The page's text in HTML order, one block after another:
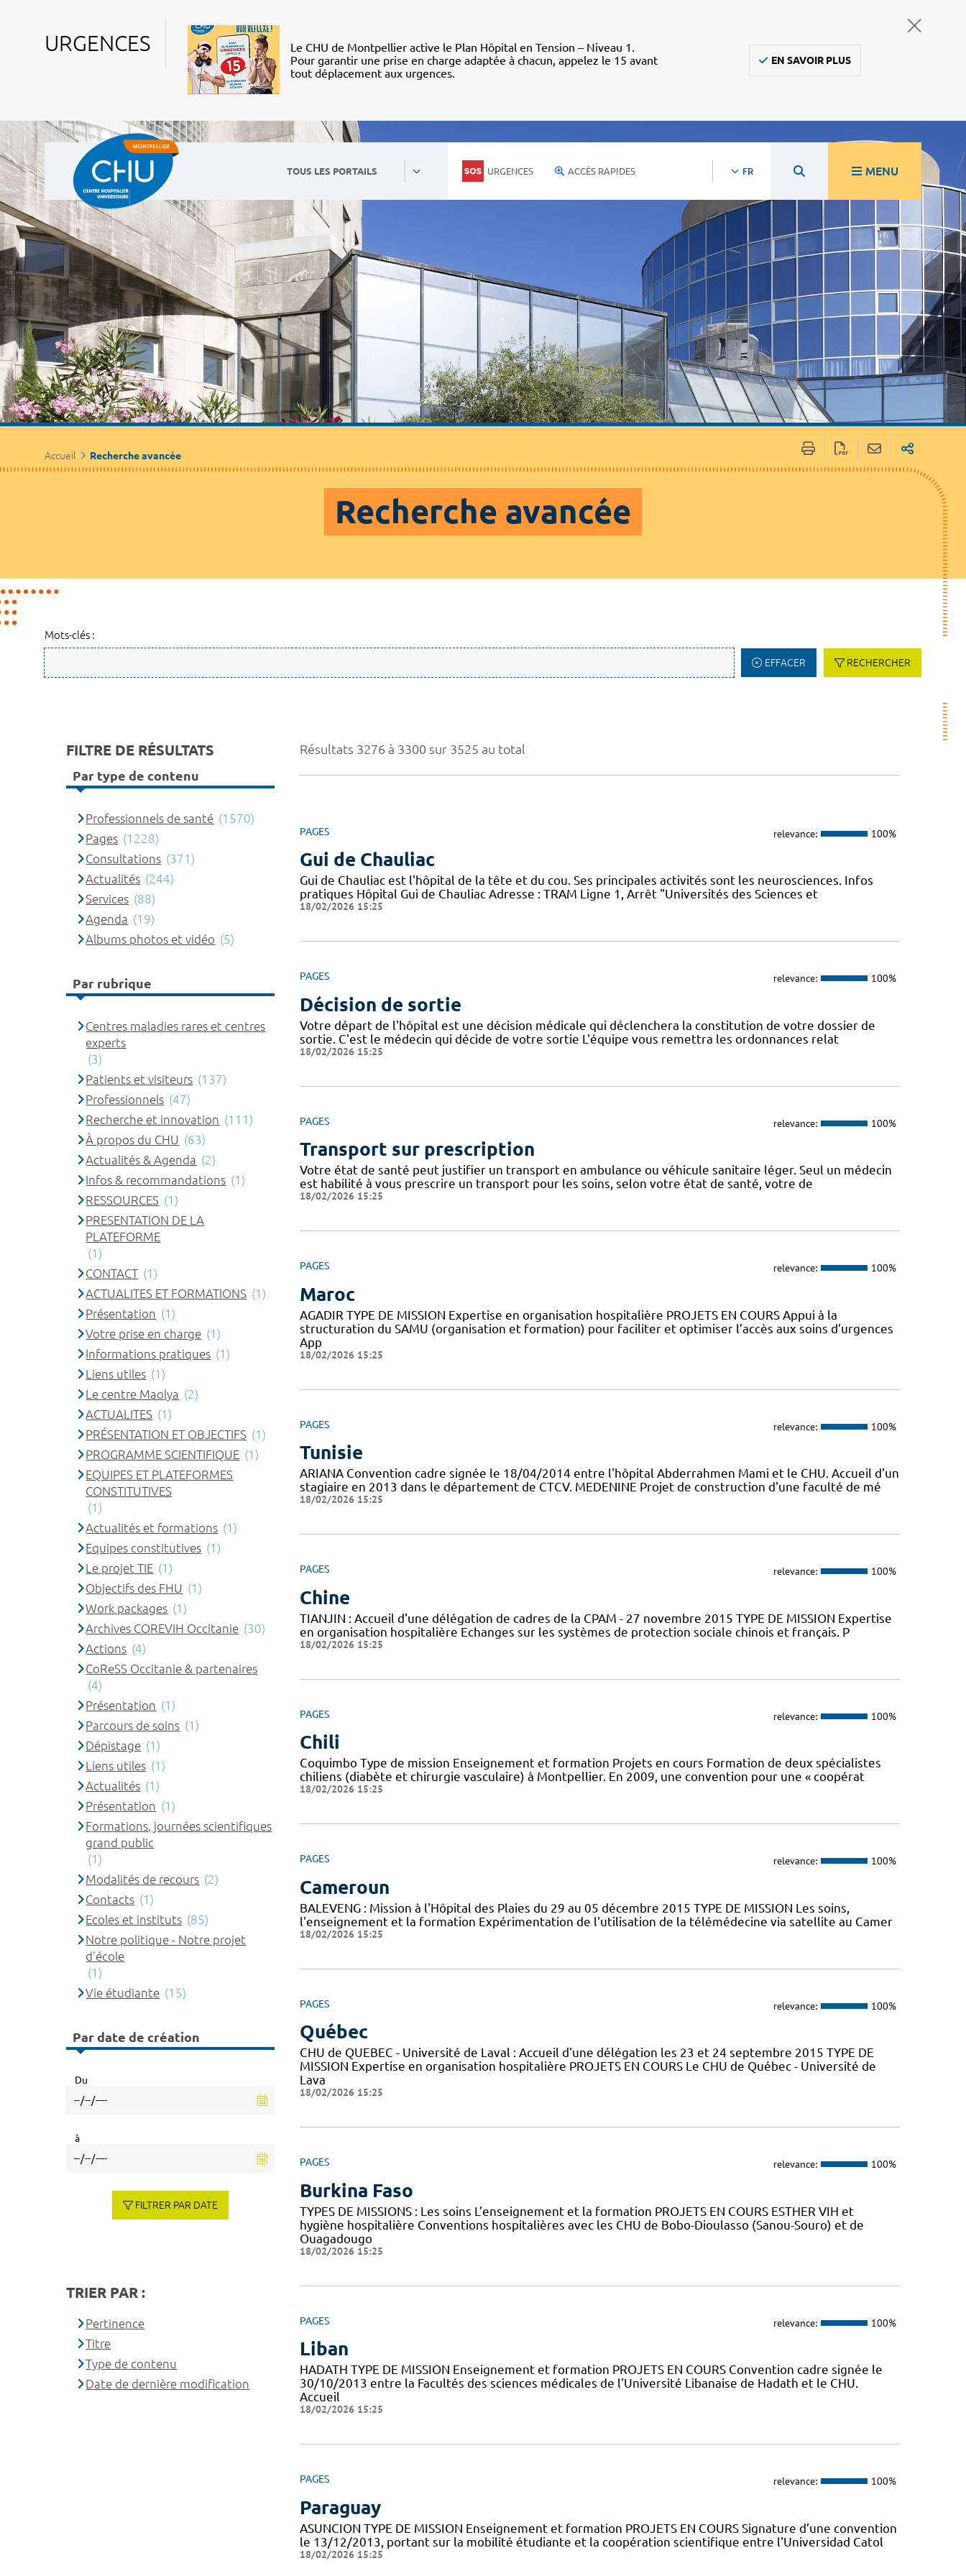
URGENCES
Le CHU de Montpellier active le Plan Hôpital en Tension – Niveau 1.
Pour garantir une prise en charge adaptée à chacun, appelez le 15 avant
tout déplacement aux urgences.
EN SAVOIR PLUS
TOUS LES PORTAILS URGENCES ACCÈS RAPIDES FR MENU
Accueil Recherche avancée
Recherche avancée
Mots-clés :
EFFACER RECHERCHER
Résultats 3276 à 3300 sur 3525 au total
PAGES relevance: 100%
Gui de Chauliac
Gui de Chauliac est l'hôpital de la tête et du cou. Ses principales activités sont les neurosciences. Infos
pratiques Hôpital Gui de Chauliac Adresse : TRAM Ligne 1, Arrêt "Universités des Sciences et
18/02/2026 15:25
PAGES relevance: 100%
Décision de sortie
Votre départ de l'hôpital est une décision médicale qui déclenchera la constitution de votre dossier de
sortie. C'est le médecin qui décide de votre sortie L'équipe vous remettra les ordonnances relat
18/02/2026 15:25
PAGES relevance: 100%
Transport sur prescription
Votre état de santé peut justifier un transport en ambulance ou véhicule sanitaire léger. Seul un médecin
est habilité à vous prescrire un transport pour les soins, selon votre état de santé, votre de
18/02/2026 15:25
PAGES relevance: 100%
Maroc
AGADIR TYPE DE MISSION Expertise en organisation hospitalière PROJETS EN COURS Appui à la
structuration du SAMU (organisation et formation) pour faciliter et optimiser l’accès aux soins d’urgences
App
18/02/2026 15:25
PAGES relevance: 100%
Tunisie
ARIANA Convention cadre signée le 18/04/2014 entre l'hôpital Abderrahmen Mami et le CHU. Accueil d'un
stagiaire en 2013 dans le département de CTCV. MEDENINE Projet de construction d'une faculté de mé
18/02/2026 15:25
PAGES relevance: 100%
Chine
TIANJIN : Accueil d'une délégation de cadres de la CPAM - 27 novembre 2015 TYPE DE MISSION Expertise
en organisation hospitalière Echanges sur les systèmes de protection sociale chinois et français. P
18/02/2026 15:25
PAGES relevance: 100%
Chili
Coquimbo Type de mission Enseignement et formation Projets en cours Formation de deux spécialistes
chiliens (diabète et chirurgie vasculaire) à Montpellier. En 2009, une convention pour une « coopérat
18/02/2026 15:25
PAGES relevance: 100%
Cameroun
BALEVENG : Mission à l'Hôpital des Plaies du 29 au 05 décembre 2015 TYPE DE MISSION Les soins,
l'enseignement et la formation Expérimentation de l'utilisation de la télémédecine via satellite au Camer
18/02/2026 15:25
PAGES relevance: 100%
Québec
CHU de QUEBEC - Université de Laval : Accueil d'une délégation les 23 et 24 septembre 2015 TYPE DE
MISSION Expertise en organisation hospitalière PROJETS EN COURS Le CHU de Québec - Université de
Lava
18/02/2026 15:25
PAGES relevance: 100%
Burkina Faso
TYPES DE MISSIONS : Les soins L’enseignement et la formation PROJETS EN COURS ESTHER VIH et
hygiène hospitalière Conventions hospitalières avec les CHU de Bobo-Dioulasso (Sanou-Souro) et de
Ouagadougo
18/02/2026 15:25
PAGES relevance: 100%
Liban
HADATH TYPE DE MISSION Enseignement et formation PROJETS EN COURS Convention cadre signée le
30/10/2013 entre la Facultés des sciences médicales de l'Université Libanaise de Hadath et le CHU.
Accueil
18/02/2026 15:25
PAGES relevance: 100%
Paraguay
ASUNCION TYPE DE MISSION Enseignement et formation PROJETS EN COURS Signature d’une convention
le 13/12/2013, portant sur la mobilité étudiante et la coopération scientifique entre l'Universidad Catol
18/02/2026 15:25
FILTRE DE RÉSULTATS
Par type de contenu
Professionnels de santé (1570)
Pages (1228)
Consultations (371)
Actualités (244)
Services (88)
Agenda (19)
Albums photos et vidéo (5)
Par rubrique
Centres maladies rares et centres
experts
(3)
Patients et visiteurs (137)
Professionnels (47)
Recherche et innovation (111)
À propos du CHU (63)
Actualités & Agenda (2)
Infos & recommandations (1)
RESSOURCES (1)
PRESENTATION DE LA
PLATEFORME
(1)
CONTACT (1)
ACTUALITES ET FORMATIONS (1)
Présentation (1)
Votre prise en charge (1)
Informations pratiques (1)
Liens utiles (1)
Le centre Maolya (2)
ACTUALITES (1)
PRÉSENTATION ET OBJECTIFS (1)
PROGRAMME SCIENTIFIQUE (1)
EQUIPES ET PLATEFORMES
CONSTITUTIVES
(1)
Actualités et formations (1)
Equipes constitutives (1)
Le projet TIE (1)
Objectifs des FHU (1)
Work packages (1)
Archives COREVIH Occitanie (30)
Actions (4)
CoReSS Occitanie & partenaires
(4)
Présentation (1)
Parcours de soins (1)
Dépistage (1)
Liens utiles (1)
Actualités (1)
Présentation (1)
Formations, journées scientifiques
grand public
(1)
Modalités de recours (2)
Contacts (1)
Ecoles et instituts (85)
Notre politique - Notre projet
d'école
(1)
Vie étudiante (15)
Par date de création
Du
à
FILTRER PAR DATE
TRIER PAR :
Pertinence
Titre
Type de contenu
Date de dernière modification